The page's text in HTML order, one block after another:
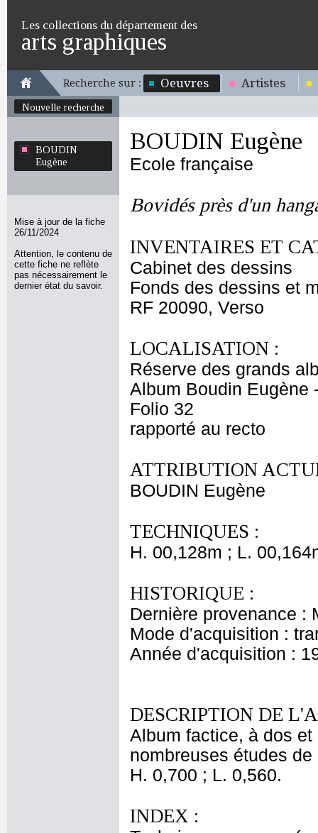
Les collections du département des
arts graphiques
Recherche sur : Oeuvres Artistes
Nouvelle recherche
BOUDIN
Eugène
Mise à jour de la fiche
26/11/2024
Attention, le contenu de
cette fiche ne reflète
pas nécessairement le
dernier état du savoir.
BOUDIN Eugène
Ecole française
Bovidés près d'un
INVENTAIRES ET
Cabinet des dessins
Fonds des dessins et
RF 20090, Verso
LOCALISATION :
Réserve des grands
Album Boudin Eugène
Folio 32
rapporté au recto
ATTRIBUTION
BOUDIN Eugène
TECHNIQUES :
H. 00,128m ; L.
HISTORIQUE :
Dernière provenance :
Mode d'acquisition :
Année d'acquisition :
DESCRIPTION DE
Album factice, à dos
nombreuses études
H. 0,700 ; L. 0,560.
INDEX :